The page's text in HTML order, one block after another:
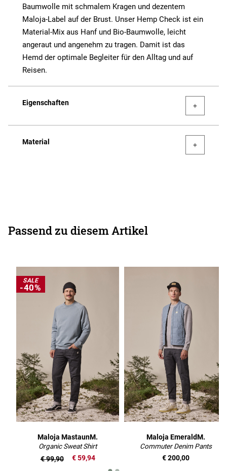
Baumwolle mit schmalem Kragen und dezentem
Maloja-Label auf der Brust. Unser Hemp Check ist ein
Material-Mix aus Hanf und Bio-Baumwolle, leicht
angeraut und angenehm zu tragen. Damit ist das
Hemd der optimale Begleiter für den Alltag und auf
Reisen.
Eigenschaften
Material
Passend zu diesem Artikel
SALE
-40%
Maloja MastaunM.
Organic Sweat Shirt
€ 59,94
€ 99,90
Maloja EmeraldM.
Commuter Denim Pants
€ 200,00